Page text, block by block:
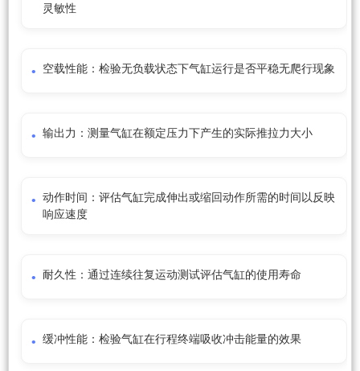
灵敏性
空载性能：检验无负载状态下气缸运行是否平稳无爬行现象
输出力：测量气缸在额定压力下产生的实际推拉力大小
动作时间：评估气缸完成伸出或缩回动作所需的时间以反映
响应速度
耐久性：通过连续往复运动测试评估气缸的使用寿命
缓冲性能：检验气缸在行程终端吸收冲击能量的效果